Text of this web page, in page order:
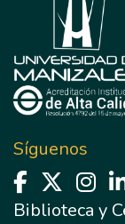
Síguenos
Biblioteca y